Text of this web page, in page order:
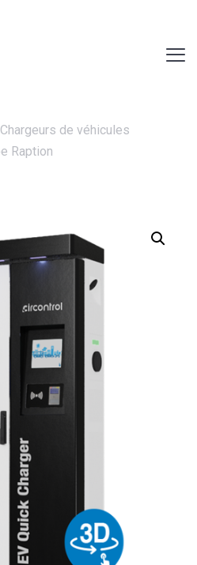
Chargeurs de véhicules
Raption